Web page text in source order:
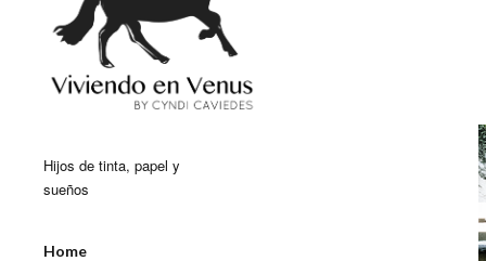
Hijos de tinta, papel y
sueños
Home